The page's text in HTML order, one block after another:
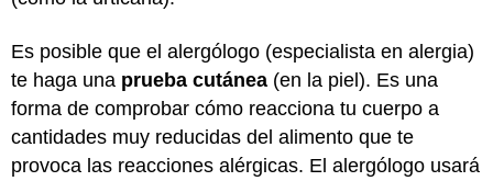
Es posible que el alergólogo (especialista en alergia)
te haga una prueba cutánea (en la piel). Es una
forma de comprobar cómo reacciona tu cuerpo a
cantidades muy reducidas del alimento que te
provoca las reacciones alérgicas. El alergólogo usará